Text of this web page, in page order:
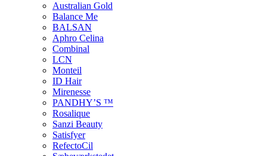
Australian Gold
Balance Me
BALSAN
Aphro Celina
Combinal
LCN
Monteil
ID Hair
Mirenesse
PANDHY’S ™
Rosalique
Sanzi Beauty
Satisfyer
RefectoCil